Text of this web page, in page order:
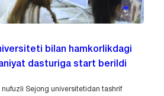
bilan hamkorlikdagi
dasturiga start berildi
nufuzli Sejong universitetidan tashrif